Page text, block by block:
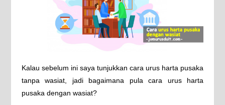
Kalau sebelum ini saya tunjukkan cara urus harta pusaka
tanpa wasiat, jadi bagaimana pula cara urus harta
pusaka dengan wasiat?